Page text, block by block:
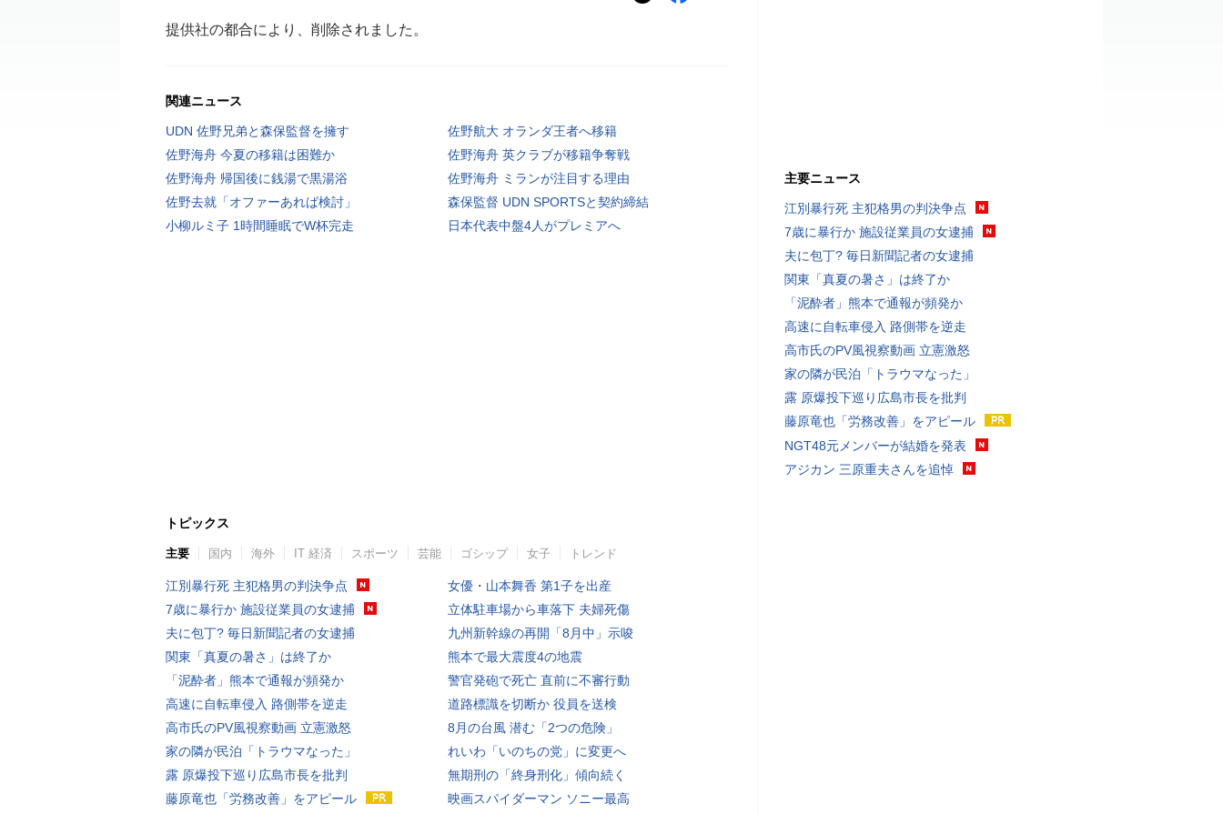
提供社の都合により、削除されました。
関連ニュース
UDN 佐野兄弟と森保監督を擁す
佐野航大 オランダ王者へ移籍
佐野海舟 今夏の移籍は困難か
佐野海舟 英クラブが移籍争奪戦
佐野海舟 帰国後に銭湯で黒湯浴
佐野海舟 ミランが注目する理由
佐野去就「オファーあれば検討」
森保監督 UDN SPORTSと契約締結
小柳ルミ子 1時間睡眠でW杯完走
日本代表中盤4人がプレミアへ
トピックス
主要 国内 海外 IT 経済 スポーツ 芸能 ゴシップ 女子 トレンド
江別暴行死 主犯格男の判決争点
7歳に暴行か 施設従業員の女逮捕
夫に包丁? 毎日新聞記者の女逮捕
関東「真夏の暑さ」は終了か
「泥酔者」熊本で通報が頻発か
高速に自転車侵入 路側帯を逆走
高市氏のPV風視察動画 立憲激怒
家の隣が民泊「トラウマなった」
露 原爆投下巡り広島市長を批判
藤原竜也「労務改善」をアピール
女優・山本舞香 第1子を出産
立体駐車場から車落下 夫婦死傷
九州新幹線の再開「8月中」示唆
熊本で最大震度4の地震
警官発砲で死亡 直前に不審行動
道路標識を切断か 役員を送検
8月の台風 潜む「2つの危険」
れいわ「いのちの党」に変更へ
無期刑の「終身刑化」傾向続く
映画スパイダーマン ソニー最高
主要ニュース
江別暴行死 主犯格男の判決争点
7歳に暴行か 施設従業員の女逮捕
夫に包丁? 毎日新聞記者の女逮捕
関東「真夏の暑さ」は終了か
「泥酔者」熊本で通報が頻発か
高速に自転車侵入 路側帯を逆走
高市氏のPV風視察動画 立憲激怒
家の隣が民泊「トラウマなった」
露 原爆投下巡り広島市長を批判
藤原竜也「労務改善」をアピール
NGT48元メンバーが結婚を発表
アジカン 三原重夫さんを追悼